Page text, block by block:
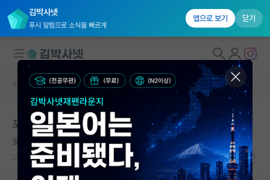
김박사넷
푸시 알림으로 소식을 빠르게
앱으로 보기 닫기
대학원생 모집
국내대학원 정보
연구실&오픈랩
커뮤니티
커뮤니티 홈 자유 게시판(아무개랩)
포스텍 반도체대학원 인턴
울적한 로버트 보일
2026.05.18 17 2192